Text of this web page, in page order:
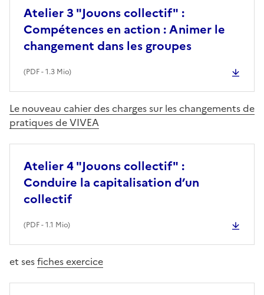
Atelier 3 "Jouons collectif" :
Compétences en action : Animer le
changement dans les groupes
(PDF- 1.3 Mio)
Le nouveau cahier des charges sur les changements de
pratiques de VIVEA
Atelier 4 "Jouons collectif" :
Conduire la capitalisation d’un
collectif
(PDF- 1.1 Mio)
et sesfiches exercice